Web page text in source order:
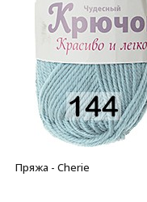
Пряжа - Cherie